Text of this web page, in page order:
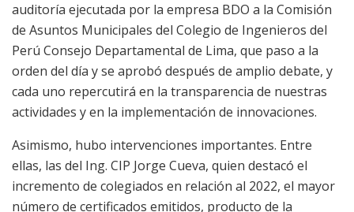
auditoría ejecutada por la empresa BDO a la Comisión
de Asuntos Municipales del Colegio de Ingenieros del
Perú Consejo Departamental de Lima, que paso a la
orden del día y se aprobó después de amplio debate, y
cada uno repercutirá en la transparencia de nuestras
actividades y en la implementación de innovaciones.
Asimismo, hubo intervenciones importantes. Entre
ellas, las del Ing. CIP Jorge Cueva, quien destacó el
incremento de colegiados en relación al 2022, el mayor
número de certificados emitidos, producto de la